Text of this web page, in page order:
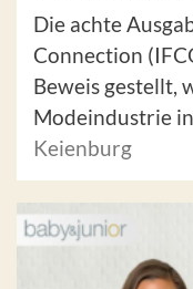
Die achte
Connection
Beweis gestellt,
Modeindustrie
Keienburg